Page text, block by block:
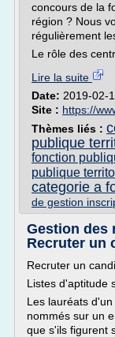
concours de la
région ? Nous
régulièrement
Le rôle des
Lire la suite
Date: 2019-02-
Site : https://
Thèmes liés :
publique
fonction
publique
categorie a
de gestion
Gestion des
Recruter un
Recruter un
Listes d'aptitude
Les lauréats
nommés sur un
que s'ils figurent